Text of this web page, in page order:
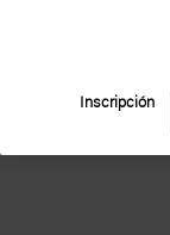
Inscripción